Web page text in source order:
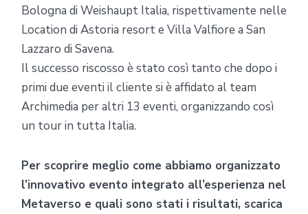
Bologna di Weishaupt Italia, rispettivamente nelle
Location di Astoria resort e Villa Valfiore a San
Lazzaro di Savena.
Il successo riscosso è stato così tanto che dopo i
primi due eventi il cliente si è affidato al team
Archimedia per altri 13 eventi, organizzando così
un tour in tutta Italia.
Per scoprire meglio come abbiamo organizzato
l’innovativo evento integrato all’esperienza nel
Metaverso e quali sono stati i risultati, scarica